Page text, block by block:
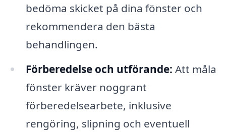
bedöma skicket på dina fönster och
rekommendera den bästa
behandlingen.
Förberedelse och utförande: Att måla
fönster kräver noggrant
förberedelsearbete, inklusive
rengöring, slipning och eventuell